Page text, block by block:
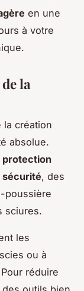
en une
à votre
la
la création
absolue.
protection
sécurité, des
poussière
sciures.
les
ou à
réduire